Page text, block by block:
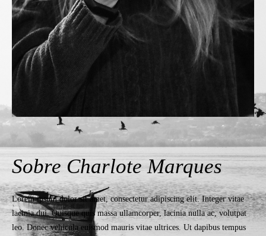
Sobre Charlote Marques
Lorem ipsum dolor sit amet, consectetur adipiscing elit. Integer vitae
lacinia dui. Quisque quis massa ullamcorper, lacinia nulla ac, volutpat
leo. Donec vehicula euismod mauris vitae ultrices. Ut dapibus tempus